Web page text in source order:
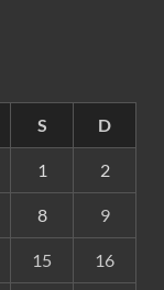
S D
1 2
8 9
15 16